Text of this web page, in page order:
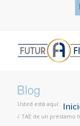
Blog
Usted está aquí:
/ TAE de un préstamo